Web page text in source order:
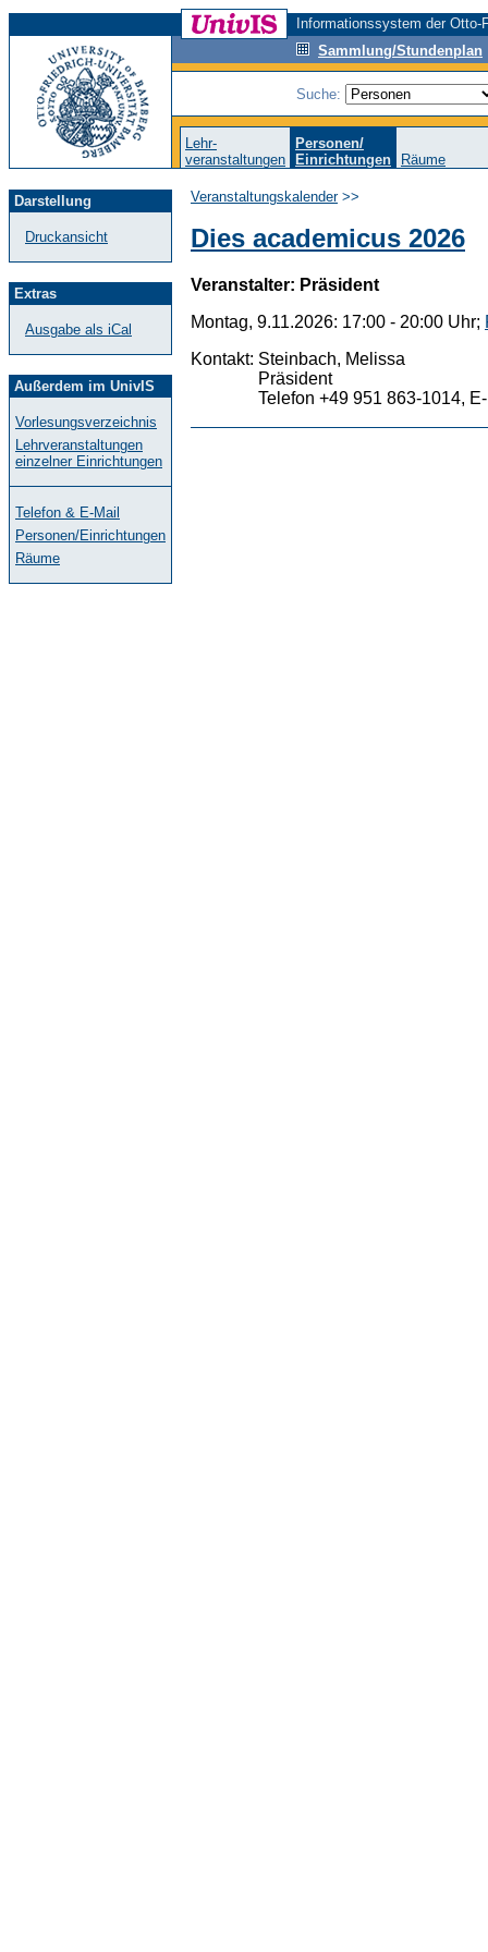
Informationssystem der
Sammlung/Stundenplan
Suche:
Lehr-
veranstaltungen
Personen/
Einrichtungen
Räume
Darstellung
Druckansicht
Extras
Ausgabe als iCal
Außerdem im UnivIS
Vorlesungsverzeichnis
Lehrveranstaltungen
einzelner Einrichtungen
Telefon & E-Mail
Personen/Einrichtungen
Räume
Veranstaltungskalender>>
Dies academicus 2026
Veranstalter: Präsident
Montag, 9.11.2026: 17:00 - 20:00 Uhr;
Kontakt: Steinbach, Melissa
Präsident
Telefon +49 951 863-1014,